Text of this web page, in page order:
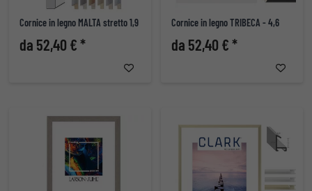
Cornice in legno MALTA stretto 1,9
da 52,40 € *
Cornice in legno TRIBECA - 4,6
da 52,40 € *